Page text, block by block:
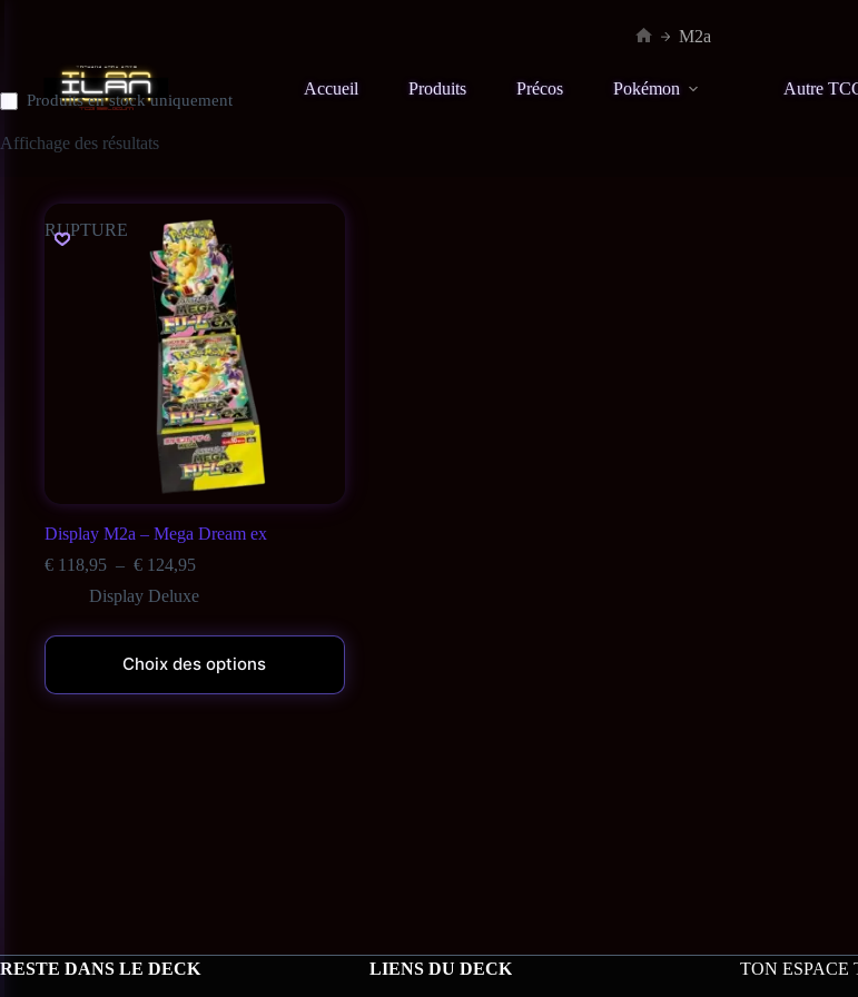
Accueil Produits Précos Pokémon Autre
M2a
Produits en stock uniquement
Affichage des résultats
RUPTURE
Display M2a – Mega Dream ex
€ 118,95 – € 124,95
Display Deluxe
Choix des options
RESTE DANS LE DECK LIENS DU DECK TON ESPACE